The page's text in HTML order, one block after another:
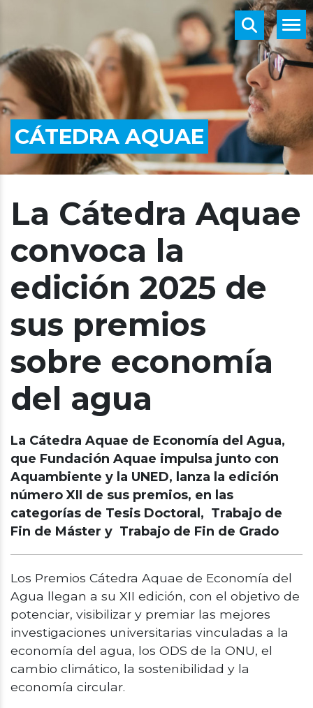
CÁTEDRA AQUAE
La Cátedra Aquae
convoca la
edición 2025 de
sus premios
sobre economía
del agua
La Cátedra Aquae de Economía del Agua,
que Fundación Aquae impulsa junto con
Aquambiente y la UNED, lanza la edición
número XII de sus premios, en las
categorías de Tesis Doctoral, Trabajo de
Fin de Máster y Trabajo de Fin de Grado
Los Premios Cátedra Aquae de Economía del
Agua llegan a su XII edición, con el objetivo de
potenciar, visibilizar y premiar las mejores
investigaciones universitarias vinculadas a la
economía del agua, los ODS de la ONU, el
cambio climático, la sostenibilidad y la
economía circular.